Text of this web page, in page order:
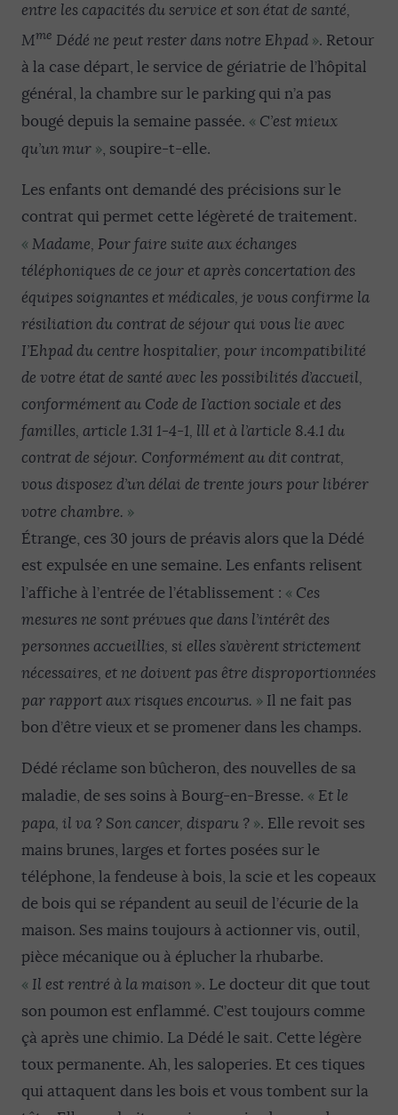
entre les capacités du service et son état de santé,
Mme Dédé ne peut rester dans notre Ehpad ». Retour
à la case départ, le service de gériatrie de l’hôpital
général, la chambre sur le parking qui n’a pas
bougé depuis la semaine passée. « C’est mieux
qu’un mur », soupire-t-elle.
Les enfants ont demandé des précisions sur le
contrat qui permet cette légèreté de traitement.
«Madame, Pour faire suite aux échanges
téléphoniques de ce jour et après concertation des
équipes soignantes et médicales, je vous confirme la
résiliation du contrat de séjour qui vous lie avec
I’Ehpad du centre hospitalier, pour incompatibilité
de votre état de santé avec les possibilités d’accueil,
conformément au Code de I’action sociale et des
familles, article 1.31 1-4-1, lll et à l’article 8.4.1 du
contrat de séjour. Conformément au dit contrat,
vous disposez d’un délai de trente jours pour libérer
votre chambre. »
Étrange, ces 30 jours de préavis alors que la Dédé
est expulsée en une semaine. Les enfants relisent
l’affiche à l’entrée de l’établissement : « Ces
mesures ne sont prévues que dans l’intérêt des
personnes accueillies, si elles s’avèrent strictement
nécessaires, et ne doivent pas être disproportionnées
par rapport aux risques encourus. » Il ne fait pas
bon d’être vieux et se promener dans les champs.
Dédé réclame son bûcheron, des nouvelles de sa
maladie, de ses soins à Bourg-en-Bresse. « Et le
papa, il va ? Son cancer, disparu ? ». Elle revoit ses
mains brunes, larges et fortes posées sur le
téléphone, la fendeuse à bois, la scie et les copeaux
de bois qui se répandent au seuil de l’écurie de la
maison. Ses mains toujours à actionner vis, outil,
pièce mécanique ou à éplucher la rhubarbe.
« Il est rentré à la maison ». Le docteur dit que tout
son poumon est enflammé. C’est toujours comme
çà après une chimio. La Dédé le sait. Cette légère
toux permanente. Ah, les saloperies. Et ces tiques
qui attaquent dans les bois et vous tombent sur la